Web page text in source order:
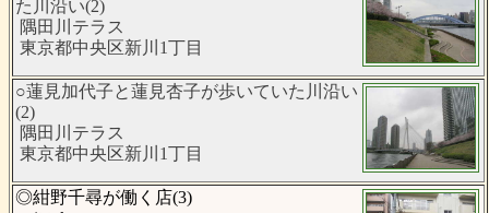
た川沿い(2)
隅田川テラス
東京都中央区新川1丁目
○蓮見加代子と蓮見杏子が歩いていた川沿い
(2)
隅田川テラス
東京都中央区新川1丁目
◎紺野千尋が働く店(3)